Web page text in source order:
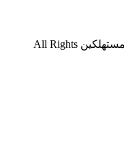
© Copyright 2026, الفدرالية الجزائرية للمستهلكين All Rights